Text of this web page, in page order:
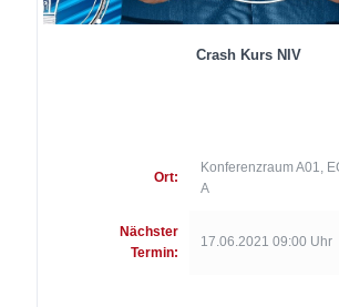
Crash Kurs NIV
Ort:
Konferenzraum A01,
A
Nächster
Termin:
17.06.2021 09:00 Uhr